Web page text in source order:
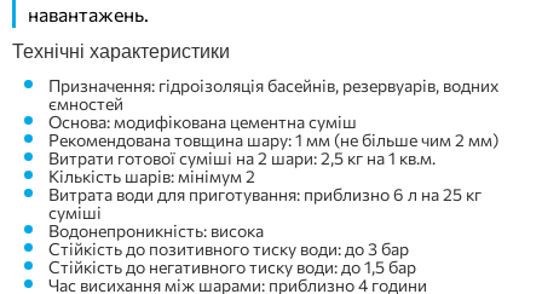
навантажень.
Технічні характеристики
Призначення: гідроізоляція басейнів, резервуарів, водних
ємностей
Основа: модифікована цементна суміш
Рекомендована товщина шару: 1 мм (не більше чим 2 мм)
Витрати готової суміші на 2 шари: 2,5 кг на 1 кв.м.
Кількість шарів: мінімум 2
Витрата води для приготування: приблизно 6 л на 25 кг
суміші
Водонепроникність: висока
Стійкість до позитивного тиску води: до 3 бар
Стійкість до негативного тиску води: до 1,5 бар
Час висихання між шарами: приблизно 4 години